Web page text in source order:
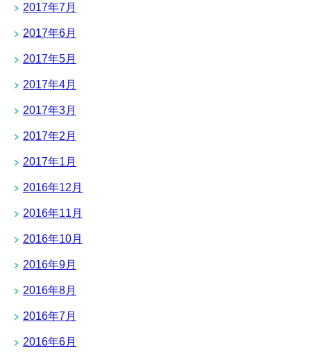
2017年7月
2017年6月
2017年5月
2017年4月
2017年3月
2017年2月
2017年1月
2016年12月
2016年11月
2016年10月
2016年9月
2016年8月
2016年7月
2016年6月